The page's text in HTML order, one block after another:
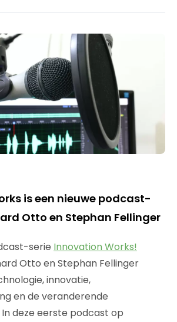
is een nieuwe podcast-
Otto en Stephan Fellinger
serie Innovation Works!
Otto en Stephan Fellinger
innovatie,
en de veranderende
deze eerste podcast op